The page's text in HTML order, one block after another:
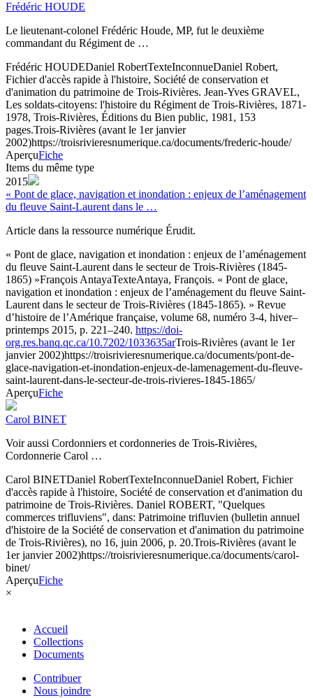
Frédéric HOUDE
Le lieutenant-colonel Frédéric Houde, MP, fut le deuxième
commandant du Régiment de …
Frédéric HOUDEDaniel RobertTexteInconnueDaniel Robert,
Fichier d'accès rapide à l'histoire, Société de conservation et
d'animation du patrimoine de Trois-Rivières. Jean-Yves GRAVEL,
Les soldats-citoyens: l'histoire du Régiment de Trois-Rivières, 1871-
1978, Trois-Rivières, Éditions du Bien public, 1981, 153
pages.Trois-Rivières (avant le 1er janvier
2002)https://troisrivieresnumerique.ca/documents/frederic-houde/
AperçuFiche
Items du même type
2015
« Pont de glace, navigation et inondation : enjeux de l’aménagement
du fleuve Saint-Laurent dans le …
Article dans la ressource numérique Érudit.
« Pont de glace, navigation et inondation : enjeux de l’aménagement
du fleuve Saint-Laurent dans le secteur de Trois-Rivières (1845-
1865) »François AntayaTexteAntaya, François. « Pont de glace,
navigation et inondation : enjeux de l’aménagement du fleuve Saint-
Laurent dans le secteur de Trois-Rivières (1845-1865). » Revue
d’histoire de l’Amérique française, volume 68, numéro 3-4, hiver–
printemps 2015, p. 221–240. https://doi-
org.res.banq.qc.ca/10.7202/1033635arTrois-Rivières (avant le 1er
janvier 2002)https://troisrivieresnumerique.ca/documents/pont-de-
glace-navigation-et-inondation-enjeux-de-lamenagement-du-fleuve-
saint-laurent-dans-le-secteur-de-trois-rivieres-1845-1865/
AperçuFiche
Carol BINET
Voir aussi Cordonniers et cordonneries de Trois-Rivières,
Cordonnerie Carol …
Carol BINETDaniel RobertTexteInconnueDaniel Robert, Fichier
d'accès rapide à l'histoire, Société de conservation et d'animation du
patrimoine de Trois-Rivières. Daniel ROBERT, "Quelques
commerces trifluviens", dans: Patrimoine trifluvien (bulletin annuel
d'histoire de la Société de conservation et d'animation du patrimoine
de Trois-Rivières), no 16, juin 2006, p. 20.Trois-Rivières (avant le
1er janvier 2002)https://troisrivieresnumerique.ca/documents/carol-
binet/
AperçuFiche
×
Accueil
Collections
Documents
Contribuer
Nous joindre